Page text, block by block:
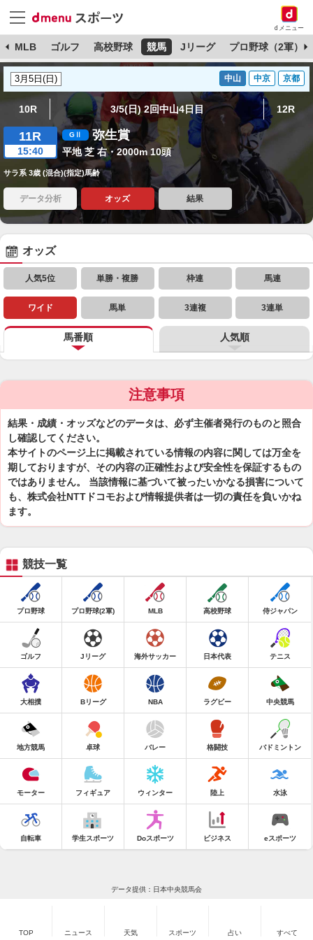
dメニュー
MLB ゴルフ 高校野球 競馬 Jリーグ プロ野球（2軍）
中山 中京 京都
10R 3/5(日) 2回中山4日目 12R
11R
15:40
弥生賞
平地 芝 右・2000m 10頭
サラ系 3歳 (混合)(指定)馬齢
データ分析 オッズ 結果
オッズ
人気5位 単勝・複勝 枠連 馬連
ワイド 馬単 3連複 3連単
馬番順 人気順
注意事項
結果・成績・オッズなどのデータは、必ず主催者発行のものと照合
し確認してください。
本サイトのページ上に掲載されている情報の内容に関しては万全を
期しておりますが、その内容の正確性および安全性を保証するもの
ではありません。 当該情報に基づいて被ったいかなる損害について
も、株式会社NTTドコモおよび情報提供者は一切の責任を負いかね
ます。
競技一覧
プロ野球 プロ野球(2軍) MLB 高校野球 侍ジャパン
ゴルフ Jリーグ 海外サッカー 日本代表 テニス
大相撲 Bリーグ NBA ラグビー 中央競馬
地方競馬 卓球 バレー 格闘技 バドミントン
モーター フィギュア ウィンター 陸上 水泳
自転車 学生スポーツ Doスポーツ ビジネス eスポーツ
データ提供：日本中央競馬会
TOP ニュース 天気 スポーツ 占い すべて